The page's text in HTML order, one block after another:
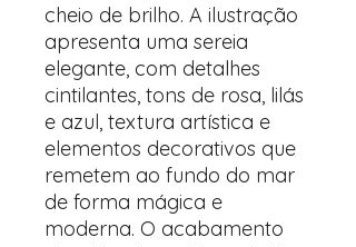
cheio de brilho. A ilustração
apresenta uma sereia
elegante, com detalhes
cintilantes, tons de rosa, lilás
e azul, textura artística e
elementos decorativos que
remetem ao fundo do mar
de forma mágica e
moderna. O acabamento